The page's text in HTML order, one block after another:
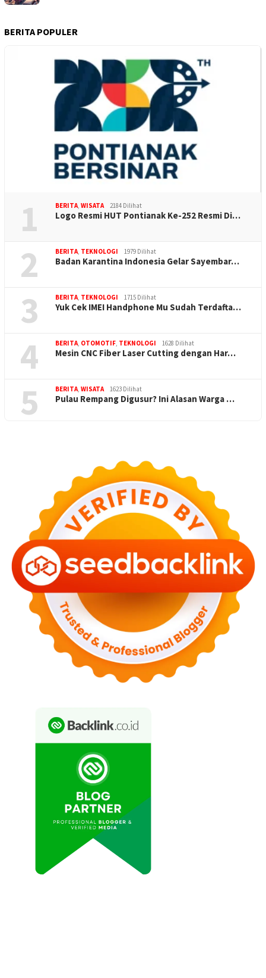
BERITA POPULER
1 BERITA WISATA 2184 Dilihat
Logo Resmi HUT Pontianak Ke-252 Resmi Di…
2 BERITA TEKNOLOGI 1979 Dilihat
Badan Karantina Indonesia Gelar Sayembar…
3 BERITA TEKNOLOGI 1715 Dilihat
Yuk Cek IMEI Handphone Mu Sudah Terdafta…
4 BERITA OTOMOTIF TEKNOLOGI 1628 Dilihat
Mesin CNC Fiber Laser Cutting dengan Har…
5 BERITA WISATA 1623 Dilihat
Pulau Rempang Digusur? Ini Alasan Warga …